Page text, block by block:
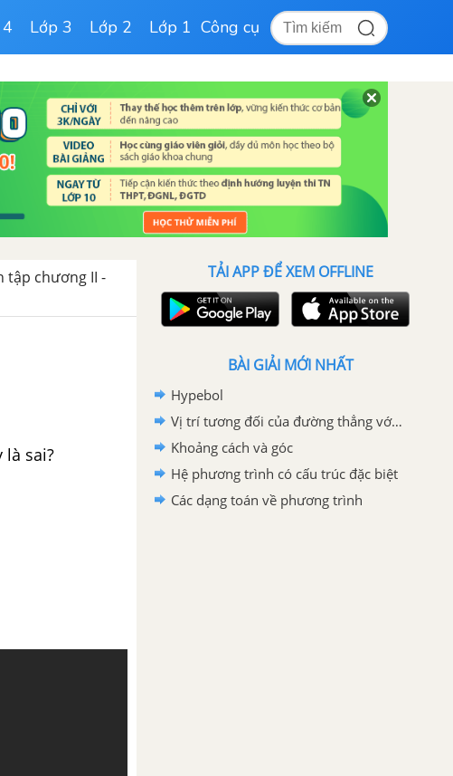
Lớp 3 Lớp 2 Lớp 1 Công cụ
tập chương II -
là sai?
TẢI APP ĐỂ XEM OFFLINE
BÀI GIẢI MỚI NHẤT
Hypebol
Vị trí tương đối của đường thẳng với đường thẳng
Khoảng cách và góc
Hệ phương trình có cấu trúc đặc biệt
Các dạng toán về phương trình